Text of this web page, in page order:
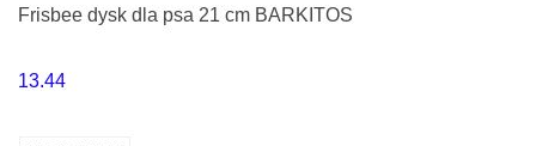
Frisbee dysk dla psa 21 cm BARKITOS
13.44